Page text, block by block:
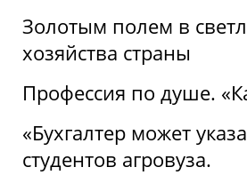
Золотым полем в
хозяйства страны
Профессия по душе.
«Бухгалтер может
студентов агровуза.